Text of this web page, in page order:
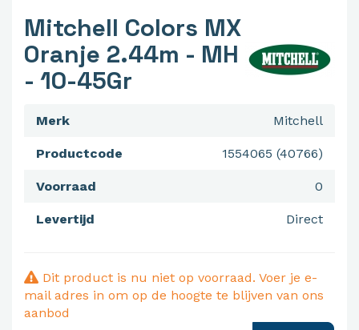
Mitchell Colors MX
Oranje 2.44m - MH
- 10-45Gr
Mitchell
Merk
1554065 (40766)
Productcode
0
Voorraad
Direct
Levertijd
Dit product is nu niet op voorraad. Voer je e-
mail adres in om op de hoogte te blijven van ons
aanbod